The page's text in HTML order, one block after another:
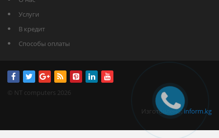
Услуги
В кредит
Способы оплаты
© NT computers 2026
Изготовлено:inform.kg